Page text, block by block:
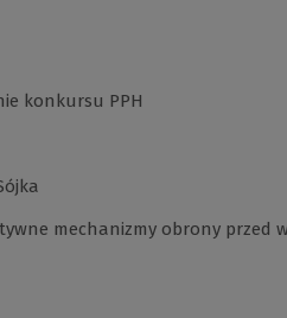
konkursu PPH
mechanizmy obrony przed